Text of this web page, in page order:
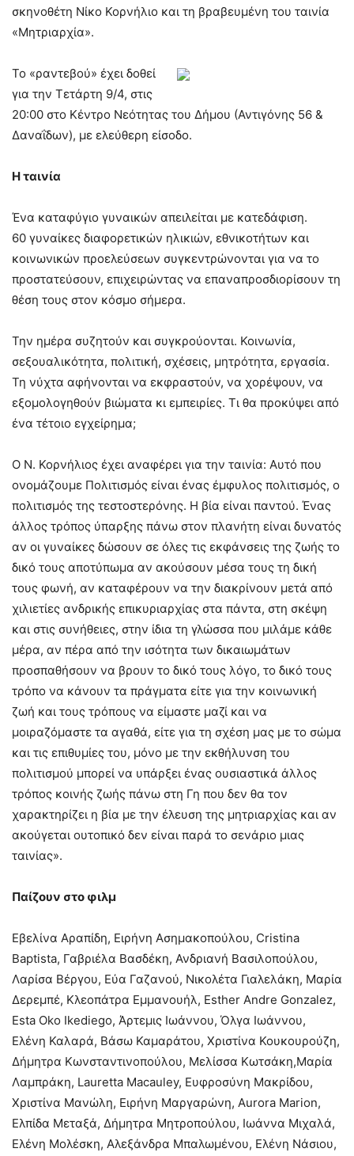
σκηνοθέτη Νίκο Κορνήλιο και τη βραβευμένη του ταινία
«Μητριαρχία».
Το «ραντεβού» έχει δοθεί
για την Τετάρτη 9/4, στις
20:00 στο Κέντρο Νεότητας του Δήμου (Αντιγόνης 56 &
Δαναΐδων), με ελεύθερη είσοδο.
Η ταινία
Ένα καταφύγιο γυναικών απειλείται με κατεδάφιση.
60 γυναίκες διαφορετικών ηλικιών, εθνικοτήτων και
κοινωνικών προελεύσεων συγκεντρώνονται για να το
προστατεύσουν, επιχειρώντας να επαναπροσδιορίσουν τη
θέση τους στον κόσμο σήμερα.
Την ημέρα συζητούν και συγκρούονται. Κοινωνία,
σεξουαλικότητα, πολιτική, σχέσεις, μητρότητα, εργασία.
Τη νύχτα αφήνονται να εκφραστούν, να χορέψουν, να
εξομολογηθούν βιώματα κι εμπειρίες. Τι θα προκύψει από
ένα τέτοιο εγχείρημα;
Ο Ν. Κορνήλιος έχει αναφέρει για την ταινία: Aυτό που
ονομάζουμε Πολιτισμός είναι ένας έμφυλος πολιτισμός, ο
πολιτισμός της τεστοστερόνης. Η βία είναι παντού. Ένας
άλλος τρόπος ύπαρξης πάνω στον πλανήτη είναι δυνατός
αν οι γυναίκες δώσουν σε όλες τις εκφάνσεις της ζωής το
δικό τους αποτύπωμα αν ακούσουν μέσα τους τη δική
τους φωνή, αν καταφέρουν να την διακρίνουν μετά από
χιλιετίες ανδρικής επικυριαρχίας στα πάντα, στη σκέψη
και στις συνήθειες, στην ίδια τη γλώσσα που μιλάμε κάθε
μέρα, αν πέρα από την ισότητα των δικαιωμάτων
προσπαθήσουν να βρουν το δικό τους λόγο, το δικό τους
τρόπο να κάνουν τα πράγματα είτε για την κοινωνική
ζωή και τους τρόπους να είμαστε μαζί και να
μοιραζόμαστε τα αγαθά, είτε για τη σχέση μας με το σώμα
και τις επιθυμίες του, μόνο με την εκθήλυνση του
πολιτισμού μπορεί να υπάρξει ένας ουσιαστικά άλλος
τρόπος κοινής ζωής πάνω στη Γη που δεν θα τον
χαρακτηρίζει η βία με την έλευση της μητριαρχίας και αν
ακούγεται ουτοπικό δεν είναι παρά το σενάριο μιας
ταινίας».
Παίζουν στο φιλμ
Εβελίνα Αραπίδη, Ειρήνη Ασημακοπούλου, Cristina
Baptista, Γαβριέλα Βασδέκη, Ανδριανή Βασιλοπούλου,
Λαρίσα Βέργου, Εύα Γαζανού, Νικολέτα Γιαλελάκη, Μαρία
Δερεμπέ, Κλεοπάτρα Εμμανουήλ, Esther Andre Gonzalez,
Esta Oko Ikediego, Άρτεμις Ιωάννου, Όλγα Ιωάννου,
Ελένη Καλαρά, Βάσω Καμαράτου, Χριστίνα Κουκουρούζη,
Δήμητρα Κωνσταντινοπούλου, Μελίσσα Κωτσάκη,Μαρία
Λαμπράκη, Lauretta Macauley, Ευφροσύνη Μακρίδου,
Χριστίνα Μανώλη, Ειρήνη Μαργαρώνη, Aurora Marion,
Ελπίδα Μεταξά, Δήμητρα Μητροπούλου, Ιωάννα Μιχαλά,
Ελένη Μολέσκη, Αλεξάνδρα Μπαλωμένου, Ελένη Νάσιου,